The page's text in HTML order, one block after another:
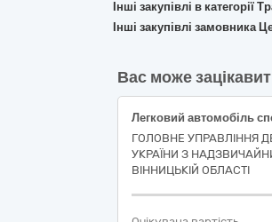
Інші закупівлі в
Інші закупівлі замовника
Вас може
ГОЛОВНЕ УПРАВЛІННЯ
УКРАЇНИ З
ВІННИЦЬКІЙ ОБЛАСТІ